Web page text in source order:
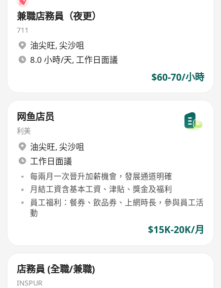
兼職店務員（夜更）
711
油尖旺, 尖沙咀
8.0 小時/天, 工作日面議
$60-70/小時
网鱼店员
利美
油尖旺, 尖沙咀
工作日面議
每兩月一次晉升加薪機會，發展通道明確
月結工資含基本工資、津貼、獎金及福利
員工福利：餐券、飲品券、上網時長，參與員工活
動
$15K-20K/月
店務員 (全職/兼職)
INSPUR